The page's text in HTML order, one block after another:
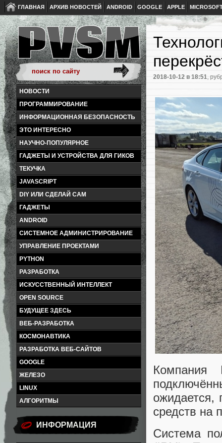
ГЛАВНАЯ АРХИВ НОВОСТЕЙ ANDROID GOOGLE APPLE
НОВОСТИ
ПРОГРАММИРОВАНИЕ
ИНФОРМАЦИОННАЯ БЕЗОПАСНОСТЬ
ЭТО ИНТЕРЕСНО
НАУЧНО-ПОПУЛЯРНОЕ
ГАДЖЕТЫ И УСТРОЙСТВА ДЛЯ ГИКОВ
ТЕКУЧКА
JAVASCRIPT
DIY ИЛИ СДЕЛАЙ САМ
ГАДЖЕТЫ
ANDROID
СИСТЕМНОЕ АДМИНИСТРИРОВАНИЕ
УПРАВЛЕНИЕ ПРОЕКТАМИ
PYTHON
РАЗРАБОТКА
ИСКУССТВЕННЫЙ ИНТЕЛЛЕКТ
OPEN SOURCE
БУДУЩЕЕ ЗДЕСЬ
ВЕБ-РАЗРАБОТКА
КОСМОНАВТИКА
РАЗРАБОТКА ВЕБ-САЙТОВ
GOOGLE
ЖЕЛЕЗО
LINUX
АЛГОРИТМЫ
ИНФОРМАЦИЯ
2018-10-12 в 18:51,
Компания
ожидается,
средств на
Система